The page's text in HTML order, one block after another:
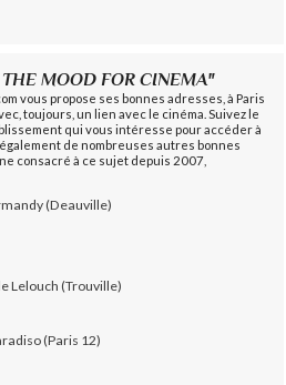
MOOD FOR CINEMA"
vous propose ses bonnes adresses, à Paris
toujours, un lien avec le cinéma. Suivez le
qui vous intéresse pour accéder à
de nombreuses autres bonnes
consacré à ce sujet depuis 2007,
(Deauville)
Lelouch (Trouville)
(Paris 12)